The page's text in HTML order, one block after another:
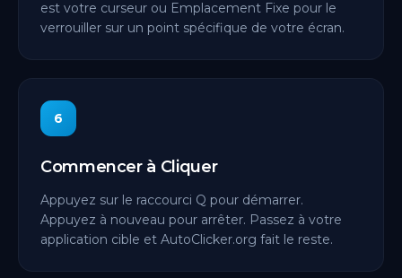
est votre curseur ou Emplacement Fixe pour le
verrouiller sur un point spécifique de votre écran.
6
Commencer à Cliquer
Appuyez sur le raccourci Q pour démarrer.
Appuyez à nouveau pour arrêter. Passez à votre
application cible et AutoClicker.org fait le reste.